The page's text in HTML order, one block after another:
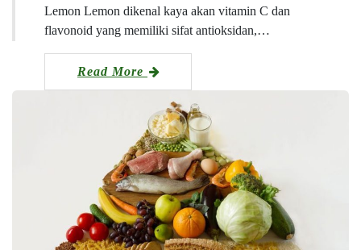
Lemon Lemon dikenal kaya akan vitamin C dan
flavonoid yang memiliki sifat antioksidan,…
Read More